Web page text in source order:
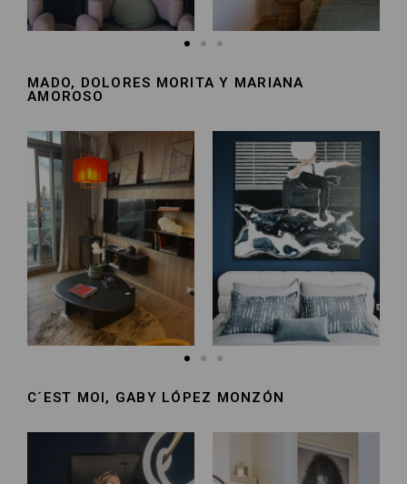
MADO, DOLORES MORITA Y MARIANA
AMOROSO​
C´EST MOI, GABY LÓPEZ MONZÓN​